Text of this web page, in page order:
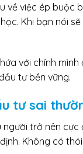
về việc ép buộc
Khi bạn nói
với chính
tư bền vững.
tư sai
người trở nên
Không có